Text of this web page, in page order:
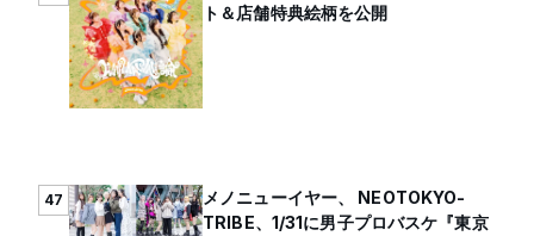
ト＆店舗特典絵柄を公開
47
メノニューイヤー、 NEOTOKYO-
TRIBE、1/31に男子プロバスケ『東京